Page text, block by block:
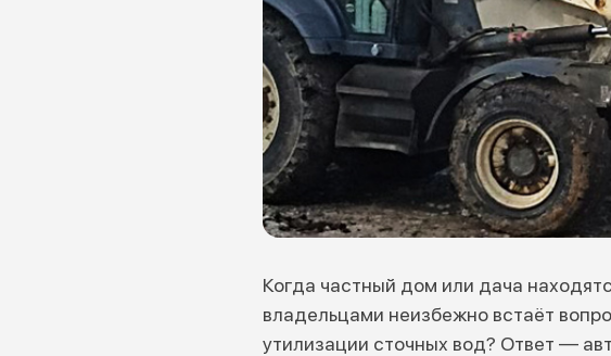
Когда частный дом или дача
владельцами неизбежно встаёт
утилизации сточных вод? Ответ —